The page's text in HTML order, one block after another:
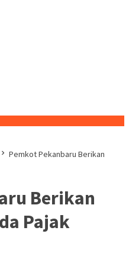
Pemkot Pekanbaru Berikan
Berikan
Pajak